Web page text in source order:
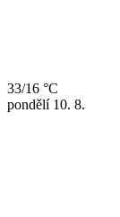
33/16 °C
pondělí 10. 8.